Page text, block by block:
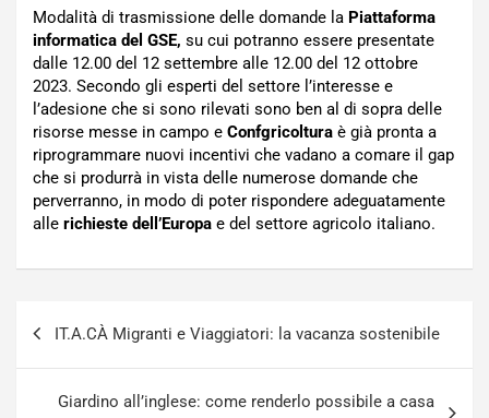
Modalità di trasmissione delle domande la Piattaforma
informatica del GSE, su cui potranno essere presentate
dalle 12.00 del 12 settembre alle 12.00 del 12 ottobre
2023. Secondo gli esperti del settore l’interesse e
l’adesione che si sono rilevati sono ben al di sopra delle
risorse messe in campo e Confgricoltura è già pronta a
riprogrammare nuovi incentivi che vadano a comare il gap
che si produrrà in vista delle numerose domande che
perverranno, in modo di poter rispondere adeguatamente
alle richieste dell’Europa e del settore agricolo italiano.
Navigazione
IT.A.CÀ Migranti e Viaggiatori: la vacanza sostenibile
Giardino all’inglese: come renderlo possibile a casa